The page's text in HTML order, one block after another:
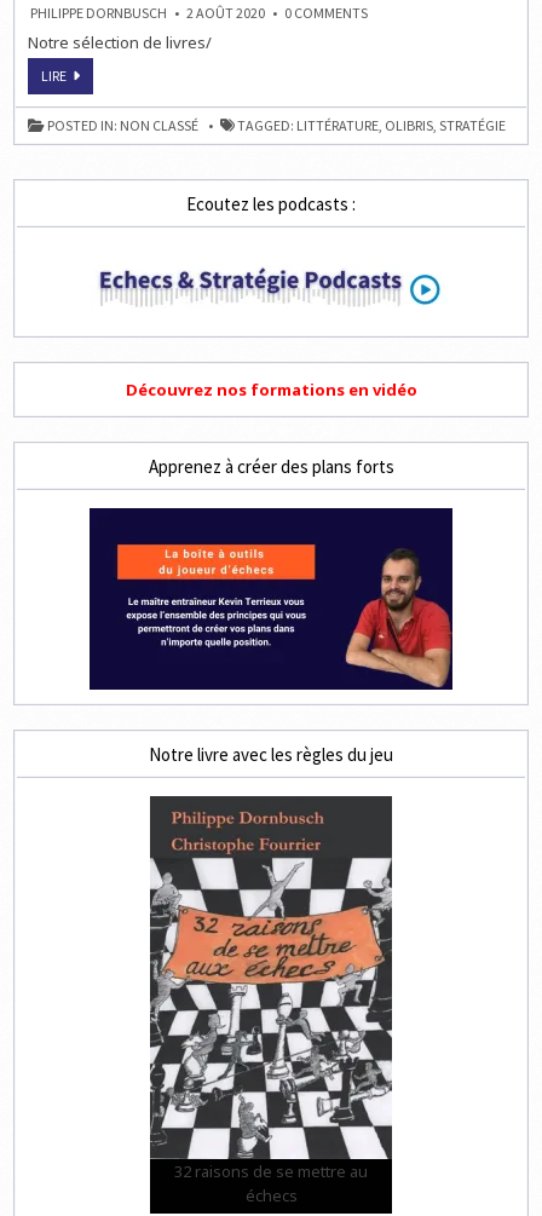
PHILIPPE DORNBUSCH 2 AOÛT 2020 0 COMMENTSON
Notre sélection de livres/
LIRE50
DE
STRATÉGIE
AUX
ÉCHECS
POSTED IN: NON CLASSÉ TAGGED: LITTÉRATURE OLIBRIS ,STRATÉGIE
Ecoutez les podcasts :
Découvrez nos formations en vidéo
Apprenez à créer des plans forts
Notre livre avec les règles du jeu
32 raisons de se mettre au
échecs